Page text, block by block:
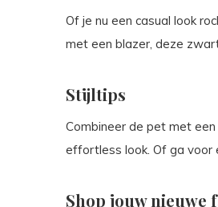
Of je nu een casual look
met een blazer, deze
Stijltips
Combineer de pet met
effortless look. Of ga voor
Shop jouw nieuwe